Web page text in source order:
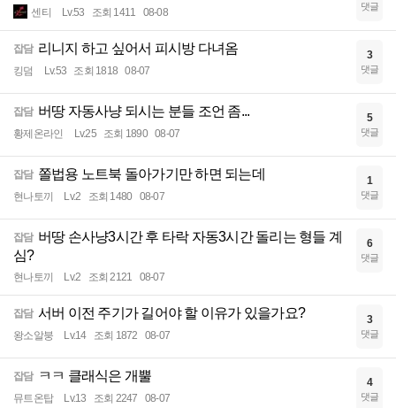
센티 Lv.53 조회 1411 08-08 댓글
잡담 리니지 하고 싶어서 피시방 다녀옴
킹덤 Lv.53 조회 1818 08-07
3
댓글
잡담 버땅 자동사냥 되시는 분들 조언 좀...
황제온라인 Lv.25 조회 1890 08-07
5
댓글
잡담 쫄법용 노트북 돌아가기만 하면 되는데
현나토끼 Lv.2 조회 1480 08-07
1
댓글
잡담 버땅 손사냥3시간 후 타락 자동3시간 돌리는 형들 계
심?
현나토끼 Lv.2 조회 2121 08-07
6
댓글
잡담 서버 이전 주기가 길어야 할 이유가 있을가요?
왕소알붕 Lv.14 조회 1872 08-07
3
댓글
잡담 ㅋㅋ 클래식은 개뿔
뮤트온탑 Lv.13 조회 2247 08-07
4
댓글